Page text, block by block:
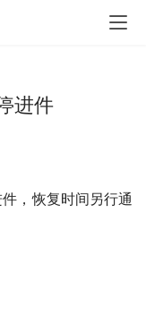
进件
，恢复时间另行通